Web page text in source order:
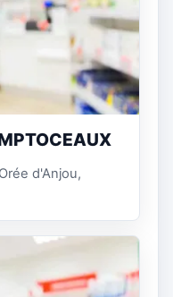
d'Anjou,